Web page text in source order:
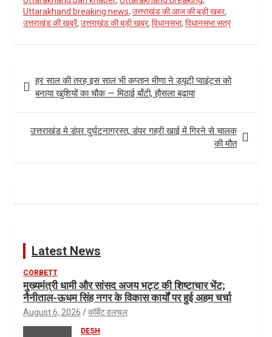
Uttarakhand breaking news, उत्तराखंड की आज की बड़ी खबर,
उत्तराखंड की खबरें, उत्तराखंड की बड़ी खबर, विधानसभा, विधानसभा सत्र
navigation
हर साल की तरह इस साल भी कप्तान मीणा ने ड्यूटी प्वाइंट्स को
बनाया खुशियों का चौक — मिठाई बाँटी, हौसला बढ़ाया
उत्तराखंड मे डंपर दुर्घटनाग्रस्त, डंपर गहरी खाई में गिरने से चालक
की मौत
Latest News
CORBETT
मुख्यमंत्री धामी और सांसद अजय भट्ट की शिष्टाचार भेंट;
नैनीताल-ऊधम सिंह नगर के विकास कार्यों पर हुई अहम चर्चा
August 6, 2026 कॉर्बेट हलचल
DESH